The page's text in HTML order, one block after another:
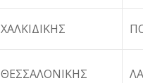
ΧΑΛΚΙΔΙΚΗΣ
ΘΕΣΣΑΛΟΝΙΚΗΣ